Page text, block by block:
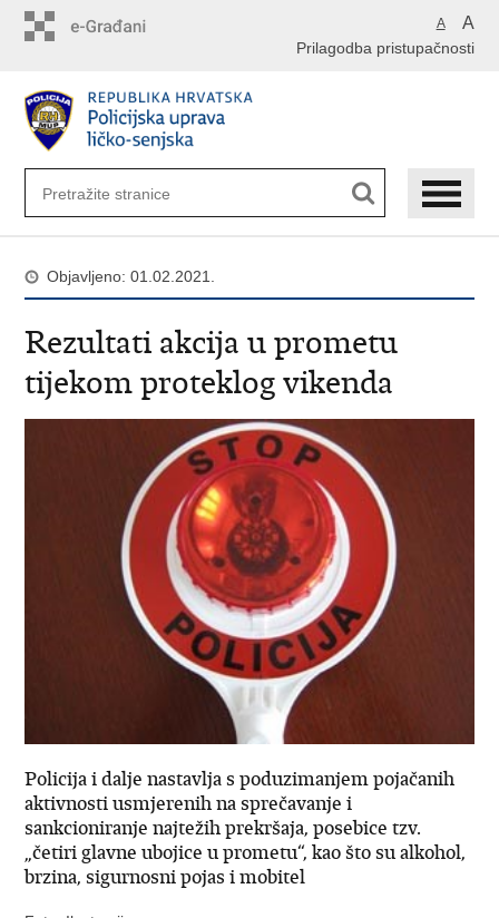
A A
Prilagodba pristupačnosti
Objavljeno: 01.02.2021.
Rezultati akcija u prometu
tijekom proteklog vikenda
Policija i dalje nastavlja s poduzimanjem pojačanih
aktivnosti usmjerenih na sprečavanje i
sankcioniranje najtežih prekršaja, posebice tzv.
„četiri glavne ubojice u prometu“, kao što su alkohol,
brzina, sigurnosni pojas i mobitel